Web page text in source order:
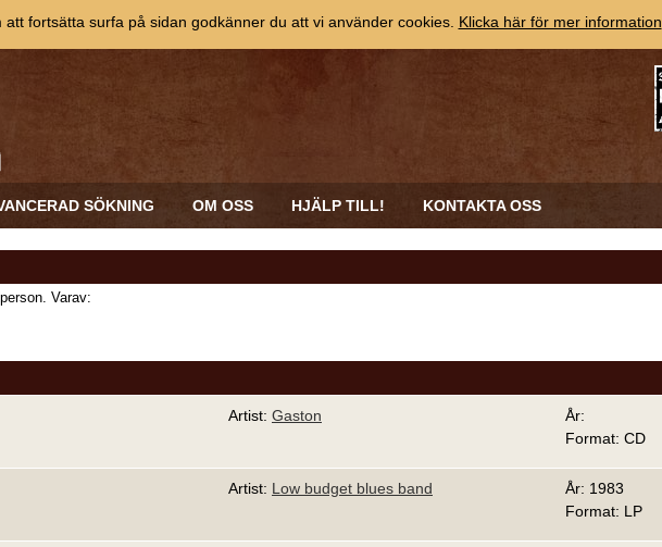
SÖKNING OM OSS HJÄLP TILL! KONTAKTA OSS
Varav:
Artist: Gaston
År:
Format: CD
Artist: Low budget blues band
År: 1983
Format: LP
fortsätta surfa på sidan godkänner du att vi använder cookies. Klicka här för mer information